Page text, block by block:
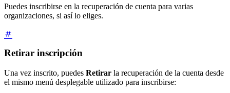
Puedes inscribirse en la recuperación de cuenta para varias
organizaciones, si así lo eliges.
Retirar inscripción
Una vez inscrito, puedes Retirar la recuperación de la cuenta desde
el mismo menú desplegable utilizado para inscribirse: